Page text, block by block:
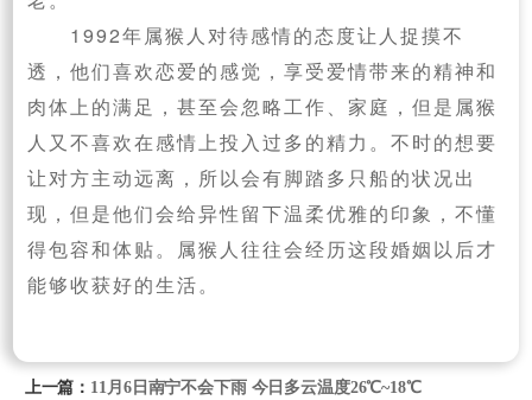
1992年属猴人对待感情的态度让人捉摸不
透，他们喜欢恋爱的感觉，享受爱情带来的精神和
肉体上的满足，甚至会忽略工作、家庭，但是属猴
人又不喜欢在感情上投入过多的精力。不时的想要
让对方主动远离，所以会有脚踏多只船的状况出
现，但是他们会给异性留下温柔优雅的印象，不懂
得包容和体贴。属猴人往往会经历这段婚姻以后才
能够收获好的生活。
上一篇： 11月6日南宁不会下雨 今日多云温度26℃~18℃